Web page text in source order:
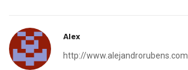
Alex
http://www.alejandrorubens.com